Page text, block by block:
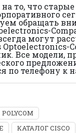
то, что
обращать
могут
Все модели,
по телефону к
POLYCOM
КАТАЛОГ CISCO